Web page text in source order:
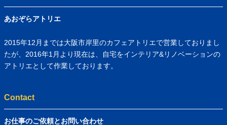
あおぞらアトリエ
2015年12月までは大阪市岸里のカフェアトリエで営業しておりまし
たが、2016年1月より現在は、自宅をインテリア&リノベーションの
アトリエとして作業しております。
Contact
お仕事のご依頼とお問い合わせ